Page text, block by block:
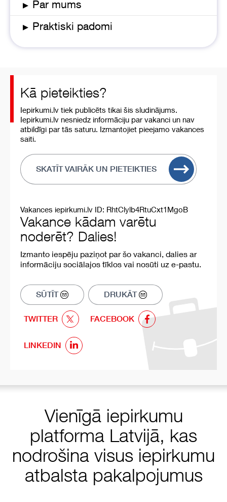
▸ Par mums
▸ Praktiski padomi
Kā pieteikties?
Iepirkumi.lv tiek publicēts tikai šis sludinājums.
Iepirkumi.lv nesniedz informāciju par vakanci un nav
atbildīgi par tās saturu. Izmantojiet pieejamo vakances
saiti.
SKATĪT VAIRĀK UN PIETEIKTIES
Vakances iepirkumi.lv ID: RhtClylb4RtuCxt1MgoB
Vakance kādam varētu
noderēt? Dalies!
Izmanto iespēju paziņot par šo vakanci, dalies ar
informāciju sociālajos tīklos vai nosūti uz e-pastu.
SŪTĪT DRUKĀT
TWITTER FACEBOOK
LINKEDIN
Vienīgā iepirkumu
platforma Latvijā, kas
nodrošina visus iepirkumu
atbalsta pakalpojumus